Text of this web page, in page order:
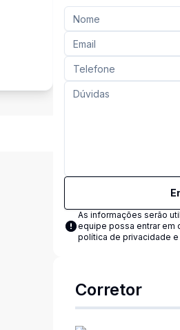
As informações serão
equipe possa entrar em
política de privacidade
Corretor